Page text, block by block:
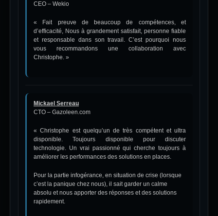
CEO – Wekio
« Fait preuve de beaucoup de compétences, et
d’efficacité, Nous à grandement satisfait, personne fiable
et responsable dans son travail. C’est pourquoi nous
vous recommandons une collaboration avec
Christophe. »
Mickael Serreau
CTO – Gazoleen.com
« Christophe est quelqu’un de très compétent et ultra
disponible. Toujours disponible pour discuter
technologie. Un vrai passionné qui cherche toujours à
améliorer les performances des solutions en places.
Pour la partie infogérance, en situation de crise (lorsque
c’est la panique chez nous), il sait garder un calme
absolu et nous apporter des réponses et des solutions
rapidement.